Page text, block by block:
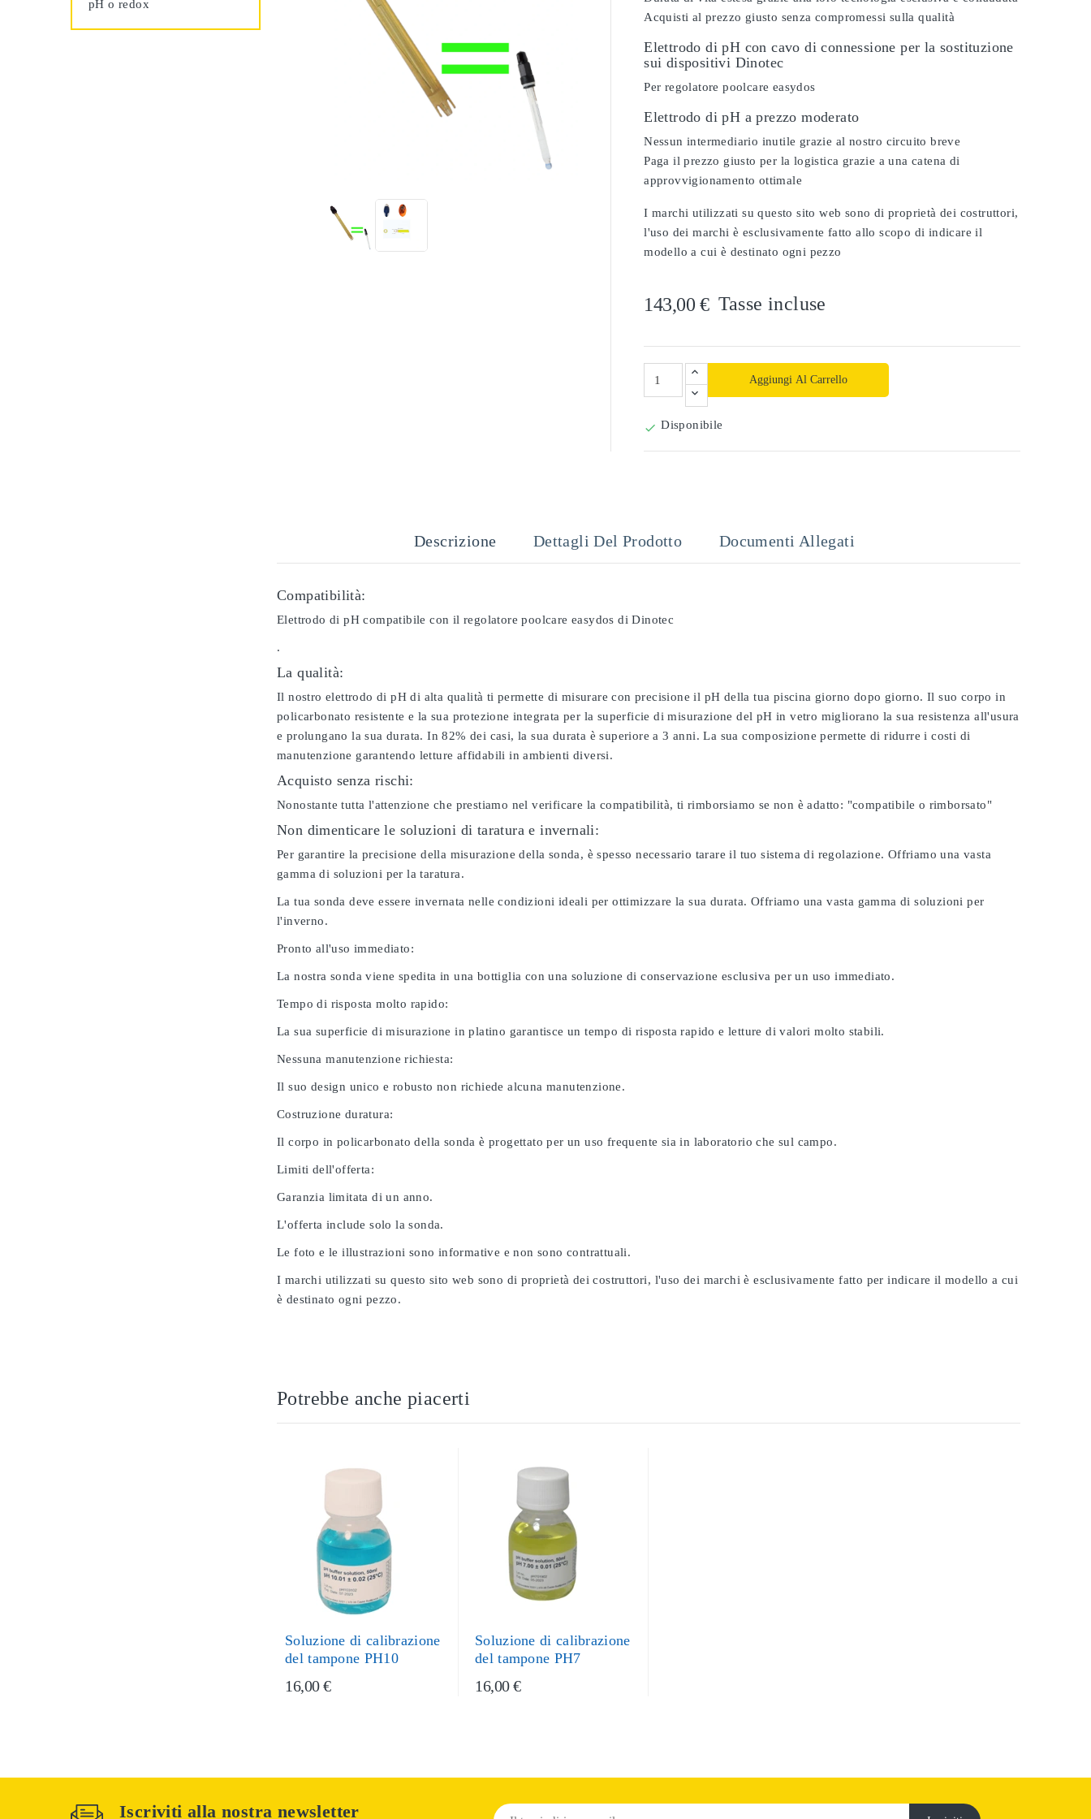
pH o redox

Acquisti al prezzo giusto senza compromessi sulla qualità
Elettrodo di pH con cavo di connessione per la sostituzione
sui dispositivi Dinotec
Per regolatore poolcare easydos
Elettrodo di pH a prezzo moderato
Nessun intermediario inutile grazie al nostro circuito breve
Paga il prezzo giusto per la logistica grazie a una catena di
approvvigionamento ottimale
I marchi utilizzati su questo sito web sono di proprietà dei costruttori,
l'uso dei marchi è esclusivamente fatto allo scopo di indicare il
modello a cui è destinato ogni pezzo
143,00 € Tasse incluse
Aggiungi Al Carrello
 Disponibile
Descrizione Dettagli Del Prodotto Documenti Allegati
Compatibilità:
Elettrodo di pH compatibile con il regolatore poolcare easydos di Dinotec
.
La qualità:
Il nostro elettrodo di pH di alta qualità ti permette di misurare con precisione il pH della tua piscina giorno dopo giorno. Il suo corpo in
policarbonato resistente e la sua protezione integrata per la superficie di misurazione del pH in vetro migliorano la sua resistenza all'usura
e prolungano la sua durata. In 82% dei casi, la sua durata è superiore a 3 anni. La sua composizione permette di ridurre i costi di
manutenzione garantendo letture affidabili in ambienti diversi.
Acquisto senza rischi:
Nonostante tutta l'attenzione che prestiamo nel verificare la compatibilità, ti rimborsiamo se non è adatto: "compatibile o rimborsato"
Non dimenticare le soluzioni di taratura e invernali:
Per garantire la precisione della misurazione della sonda, è spesso necessario tarare il tuo sistema di regolazione. Offriamo una vasta
gamma di soluzioni per la taratura.
La tua sonda deve essere invernata nelle condizioni ideali per ottimizzare la sua durata. Offriamo una vasta gamma di soluzioni per
l'inverno.
Pronto all'uso immediato:
La nostra sonda viene spedita in una bottiglia con una soluzione di conservazione esclusiva per un uso immediato.
Tempo di risposta molto rapido:
La sua superficie di misurazione in platino garantisce un tempo di risposta rapido e letture di valori molto stabili.
Nessuna manutenzione richiesta:
Il suo design unico e robusto non richiede alcuna manutenzione.
Costruzione duratura:
Il corpo in policarbonato della sonda è progettato per un uso frequente sia in laboratorio che sul campo.
Limiti dell'offerta:
Garanzia limitata di un anno.
L'offerta include solo la sonda.
Le foto e le illustrazioni sono informative e non sono contrattuali.
I marchi utilizzati su questo sito web sono di proprietà dei costruttori, l'uso dei marchi è esclusivamente fatto per indicare il modello a cui
è destinato ogni pezzo.
Potrebbe anche piacerti
Soluzione di calibrazione
del tampone PH10
16,00 €
Soluzione di calibrazione
del tampone PH7
16,00 €
Iscriviti alla nostra newsletter